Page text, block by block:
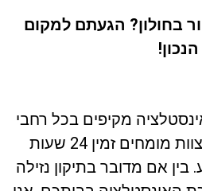
בחולון? הגעתם למקום
הנכון!
מקיפים בכל רחבי
חולון והסביבה, עם צוות מומחים זמין 24 שעות
בין אם מדובר בתיקון נזילה